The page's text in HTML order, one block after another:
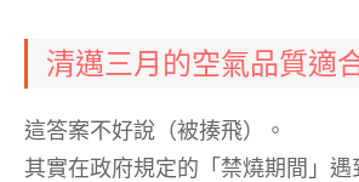
清邁三月的空氣品質適
這答案不好說（被揍飛）。
其實在政府規定的「禁燒期間」